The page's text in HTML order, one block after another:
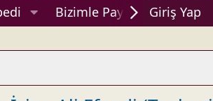
Bizimle Paylaşın!Giriş Yap